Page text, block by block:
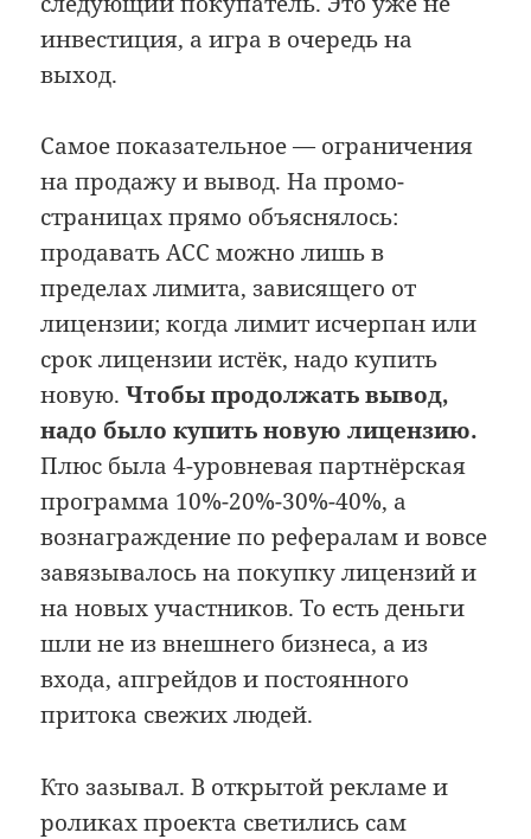
инвестиция, а игра в очередь на
выход.
Самое показательное — ограничения
на продажу и вывод. На промо-
страницах прямо объяснялось:
продавать ACC можно лишь в
пределах лимита, зависящего от
лицензии; когда лимит исчерпан или
срок лицензии истёк, надо купить
новую.Чтобы продолжать вывод,
надо было купить новую лицензию.
Плюс была 4-уровневая партнёрская
программа 10%-20%-30%-40%, а
вознаграждение по рефералам и вовсе
завязывалось на покупку лицензий и
на новых участников. То есть деньги
шли не из внешнего бизнеса, а из
входа, апгрейдов и постоянного
притока свежих людей.
Кто зазывал. В открытой рекламе и
роликах проекта светились сам